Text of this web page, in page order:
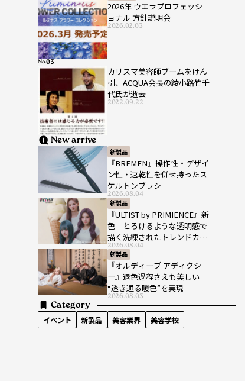
2026年 ウエラプロフェッシ
ョナル 方針説明会
2026.02.03
カリスマ美容師ブームをけん
引、ACQUA会長の綾小路竹千
代氏が逝去
2022.09.22
No.
New arrive
新製品
『BREMEN』操作性・デザイ
ン性・速乾性を併せ持ったス
ケルトンブラシ
2026.08.04
新製品
『ULTIST by PRIMIENCE』新
色 とろけるような透明感で
描く洗練されたトレンドカラ
ー
2026.08.04
新製品
『オルディーブ アディクシ
ー』退色過程さえも美しい
“透き通る暖色”を実現
2026.08.03
Category
イベント 新製品 美容業界 美容学校